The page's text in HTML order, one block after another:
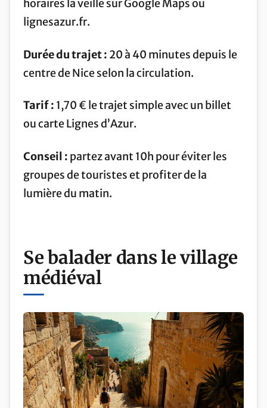
horaires la veille sur Google Maps ou
lignesazur.fr.
Durée du trajet : 20 à 40 minutes depuis le
centre de Nice selon la circulation.
Tarif : 1,70 € le trajet simple avec un billet
ou carte Lignes d’Azur.
Conseil : partez avant 10h pour éviter les
groupes de touristes et profiter de la
lumière du matin.
Se balader dans le village
médiéval